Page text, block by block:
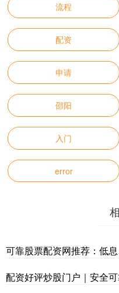
流程
配资
申请
邵阳
入门
error
可靠股票配资网推荐：低
配资好评炒股门户｜安全